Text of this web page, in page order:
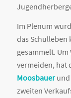
Im Plenum
das Schulleben
gesammelt.
vermeiden, hat
Moosbauerund
zweiten